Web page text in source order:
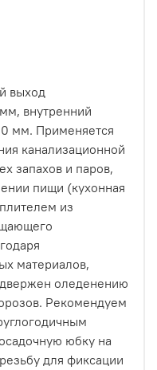
выход
внутренний
мм. Применяется
канализационной
запахов и паров,
пищи (кухонная
из
материалов,
оледенению
Рекомендуем
юбку на
для фиксации